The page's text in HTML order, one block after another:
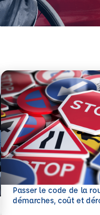
Passer le code de la
démarches, coût et
En savoir plus